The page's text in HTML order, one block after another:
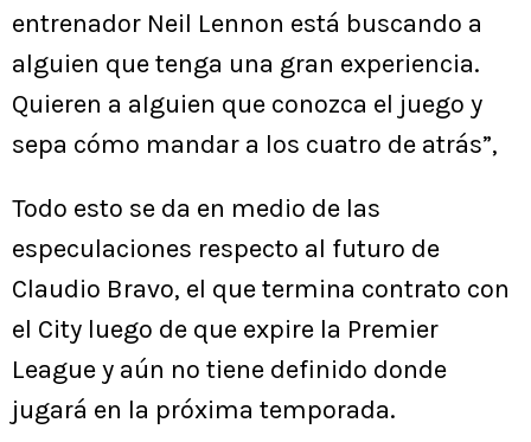
entrenador Neil Lennon está buscando a
alguien que tenga una gran experiencia.
Quieren a alguien que conozca el juego y
sepa cómo mandar a los cuatro de atrás”,
Todo esto se da en medio de las
especulaciones respecto al futuro de
Claudio Bravo, el que termina contrato con
el City luego de que expire la Premier
League y aún no tiene definido donde
jugará en la próxima temporada.